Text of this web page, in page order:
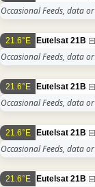
Occasional Feeds, data
21.6°E Eutelsat 21B
Occasional Feeds, data
21.6°E Eutelsat 21B
Occasional Feeds, data
21.6°E Eutelsat 21B
Occasional Feeds, data
21.6°E Eutelsat 21B